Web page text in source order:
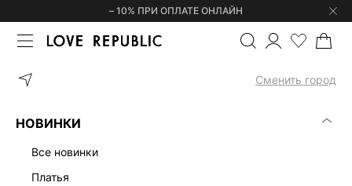
– 10% ПРИ ОПЛАТЕ ОНЛАЙН
Сменить город
НОВИНКИ
все новинки
платья
ГЛАВНАЯ КОМБИНЕЗОН С